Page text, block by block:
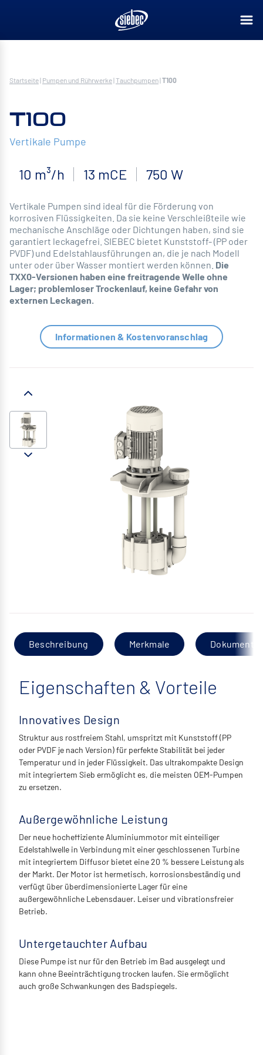
Startseite| Pumpen und Rührwerke|Tauchpumpen|T100
T100
Vertikale Pumpe
10 m³/h 13 mCE 750 W
Vertikale Pumpen sind ideal für die Förderung von
korrosiven Flüssigkeiten. Da sie keine Verschleißteile wie
mechanische Anschläge oder Dichtungen haben, sind sie
garantiert leckagefrei. SIEBEC bietet Kunststoff- (PP oder
PVDF) und Edelstahlausführungen an, die je nach Modell
unter oder über Wasser montiert werden können. Die
TXX0-Versionen haben eine freitragende Welle ohne
Lager; problemloser Trockenlauf, keine Gefahr von
externen Leckagen.
Informationen & Kostenvoranschlag
Beschreibung Merkmale
Eigenschaften & Vorteile
Innovatives Design
Struktur aus rostfreiem Stahl, umspritzt mit Kunststoff (PP
oder PVDF je nach Version) für perfekte Stabilität bei jeder
Temperatur und in jeder Flüssigkeit. Das ultrakompakte Design
mit integriertem Sieb ermöglicht es, die meisten OEM-Pumpen
zu ersetzen.
Außergewöhnliche Leistung
Der neue hocheffiziente Aluminiummotor mit einteiliger
Edelstahlwelle in Verbindung mit einer geschlossenen Turbine
mit integriertem Diffusor bietet eine 20 % bessere Leistung als
der Markt. Der Motor ist hermetisch, korrosionsbeständig und
verfügt über überdimensionierte Lager für eine
außergewöhnliche Lebensdauer. Leiser und vibrationsfreier
Betrieb.
Untergetauchter Aufbau
Diese Pumpe ist nur für den Betrieb im Bad ausgelegt und
kann ohne Beeinträchtigung trocken laufen. Sie ermöglicht
auch große Schwankungen des Badspiegels.